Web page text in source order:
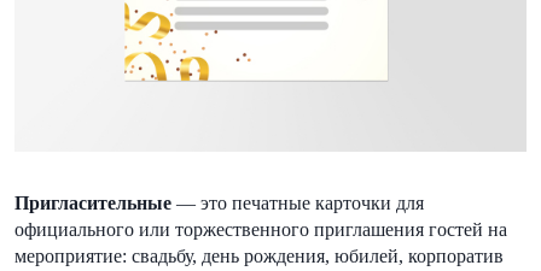
Пригласительные — это печатные карточки для
официального или торжественного приглашения гостей на
мероприятие: свадьбу, день рождения, юбилей, корпоратив